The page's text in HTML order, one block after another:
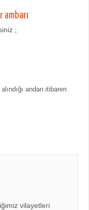
vilayetleri
ambarı
;
andan itibaren